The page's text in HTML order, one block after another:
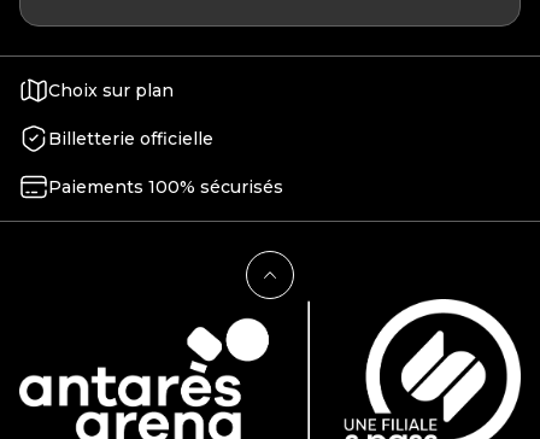
Choix sur plan
Billetterie officielle
Paiements 100% sécurisés